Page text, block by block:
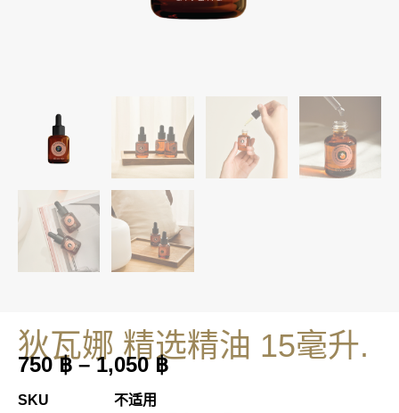
狄瓦娜 精选精油 15毫升.
750฿ – 1,050฿
SKU
不适用